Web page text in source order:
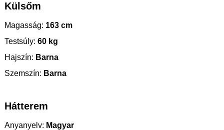
Külsőm
Magasság: 163 cm
Testsúly: 60 kg
Hajszín: Barna
Szemszín: Barna
Hátterem
Anyanyelv: Magyar